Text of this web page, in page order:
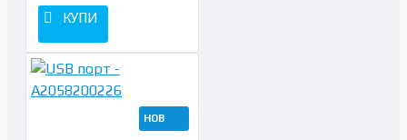
КУПИ
НОВ